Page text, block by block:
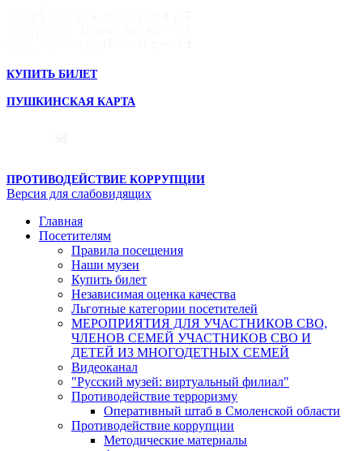
КУПИТЬ БИЛЕТ
ПУШКИНСКАЯ КАРТА
ПРОТИВОДЕЙСТВИЕ КОРРУПЦИИ
Версия для слабовидящих
Главная
Посетителям
Правила посещения
Наши музеи
Купить билет
Независимая оценка качества
Льготные категории посетителей
МЕРОПРИЯТИЯ ДЛЯ УЧАСТНИКОВ СВО,
ЧЛЕНОВ СЕМЕЙ УЧАСТНИКОВ СВО И
ДЕТЕЙ ИЗ МНОГОДЕТНЫХ СЕМЕЙ
Видеоканал
"Русский музей: виртуальный филиал"
Противодействие терроризму
Оперативный штаб в Смоленской области
Противодействие коррупции
Методические материалы